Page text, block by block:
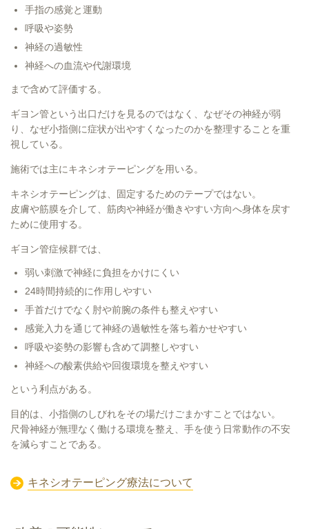
手指の感覚と運動
呼吸や姿勢
神経の過敏性
神経への血流や代謝環境
まで含めて評価する。
ギヨン管という出口だけを見るのではなく、なぜその神経が弱
り、なぜ小指側に症状が出やすくなったのかを整理することを重
視している。
施術では主にキネシオテーピングを用いる。
キネシオテーピングは、固定するためのテープではない。
皮膚や筋膜を介して、筋肉や神経が働きやすい方向へ身体を戻す
ために使用する。
ギヨン管症候群では、
弱い刺激で神経に負担をかけにくい
24時間持続的に作用しやすい
手首だけでなく肘や前腕の条件も整えやすい
感覚入力を通じて神経の過敏性を落ち着かせやすい
呼吸や姿勢の影響も含めて調整しやすい
神経への酸素供給や回復環境を整えやすい
という利点がある。
目的は、小指側のしびれをその場だけごまかすことではない。
尺骨神経が無理なく働ける環境を整え、手を使う日常動作の不安
を減らすことである。
キネシオテーピング療法について